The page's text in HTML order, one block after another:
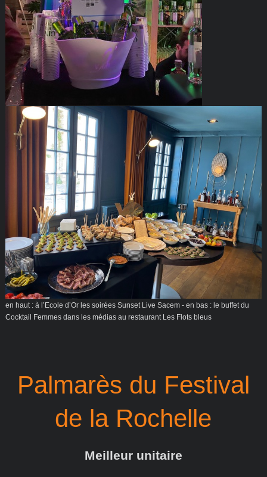
en haut : à l’Ecole d’Or les soirées Sunset Live Sacem - en bas : le buffet du
Cocktail Femmes dans les médias au restaurant Les Flots bleus
Palmarès du Festival
de la Rochelle
Meilleur unitaire